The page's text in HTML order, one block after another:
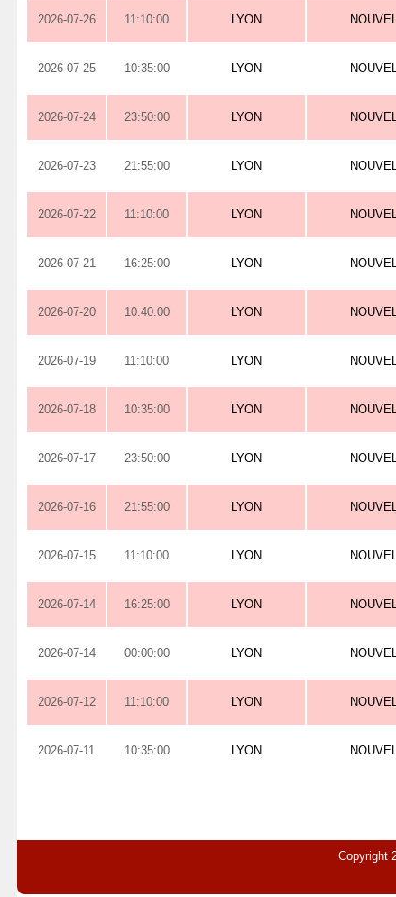
2026-07-26 11:10:00 LYON
2026-07-25 10:35:00 LYON
2026-07-24 23:50:00 LYON
2026-07-23 21:55:00 LYON
2026-07-22 11:10:00 LYON
2026-07-21 16:25:00 LYON
2026-07-20 10:40:00 LYON
2026-07-19 11:10:00 LYON
2026-07-18 10:35:00 LYON
2026-07-17 23:50:00 LYON
2026-07-16 21:55:00 LYON
2026-07-15 11:10:00 LYON
2026-07-14 16:25:00 LYON
2026-07-14 00:00:00 LYON
2026-07-12 11:10:00 LYON
2026-07-11 10:35:00 LYON
Copyright